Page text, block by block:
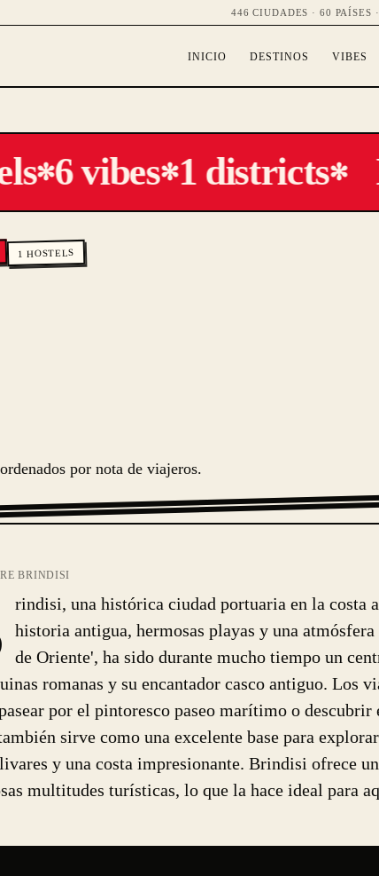
446 CIUDADES · 60 PAÍSES
INICIO DESTINOS VIBES
✻6 vibes✻1 districts✻
1 HOSTELS
por nota de viajeros.
BRINDISI
rindisi, una histórica ciudad portuaria en la costa
historia antigua, hermosas playas y una
de Oriente', ha sido durante mucho tiempo un
romanas y su encantador casco antiguo. Los
por el pintoresco paseo marítimo o
sirve como una excelente base para
y una costa impresionante. Brindisi ofrece
multitudes turísticas, lo que la hace ideal para